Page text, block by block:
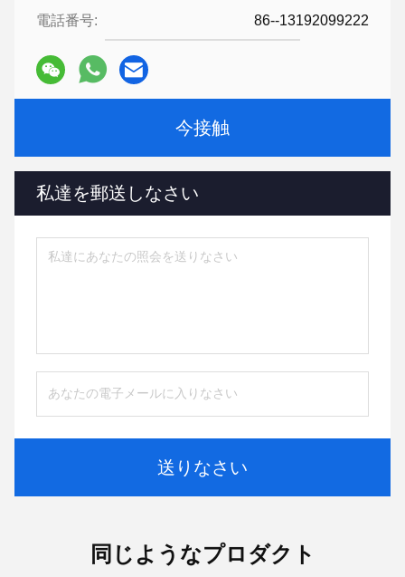
電話番号: 86--13192099222
今接触
私達を郵送しなさい
送りなさい
同じようなプロダクト